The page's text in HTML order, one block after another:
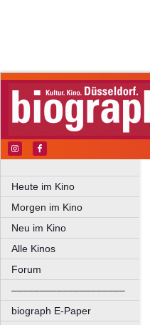
Heute im Kino
Morgen im Kino
Neu im Kino
Alle Kinos
Forum
––––––––––––––––––––
biograph E-Paper